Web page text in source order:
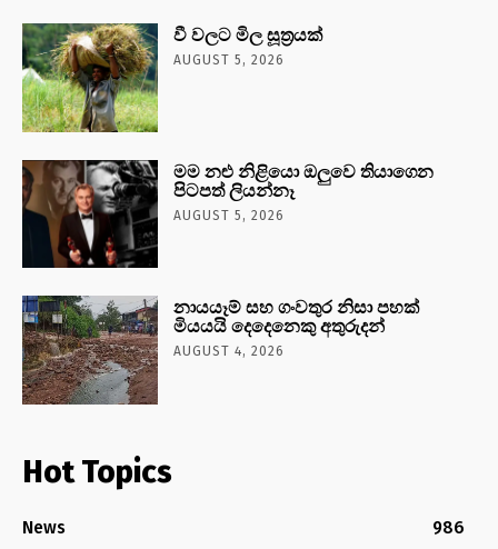
වී වලට මිල සූත්‍රයක්
AUGUST 5, 2026
මම නළු නිළියො ඔලුවෙ තියාගෙන
පිටපත් ලියන්නෑ
AUGUST 5, 2026
නායයෑම් සහ ගංවතුර නිසා පහක්
මියයයි දෙදෙනෙකු අතුරුදන්
AUGUST 4, 2026
Hot Topics
News
986